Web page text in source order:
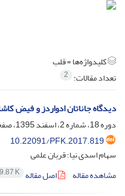
کلیدواژه‌ها =قلب
تعداد مقالات: 2
دیدگاه جاناتان ادواردز و فیض
دوره 18، شماره 2، اسفند 1395، صفحه
10.22091/PFK.2017.819
سهام اسدی نیا؛ قربان علمی
مشاهده مقاله
اصل مقاله K